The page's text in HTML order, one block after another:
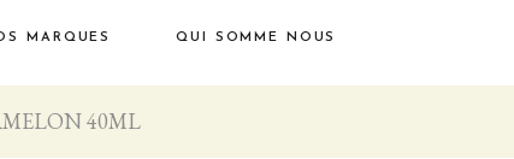
MARQUES QUI SOMME NOUS
40ML